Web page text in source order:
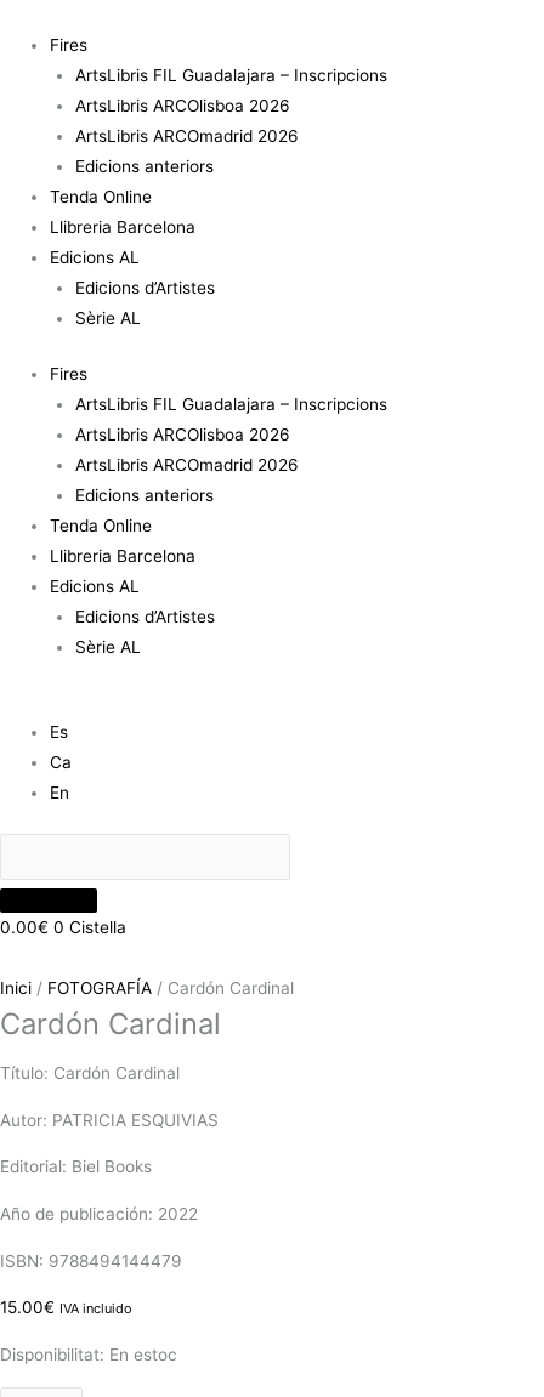
contingut
Fires
ArtsLibris FIL Guadalajara – Inscripcions
ArtsLibris ARCOlisboa 2026
ArtsLibris ARCOmadrid 2026
Edicions anteriors
Tenda Online
Llibreria Barcelona
Edicions AL
Edicions d’Artistes
Sèrie AL
Fires
ArtsLibris FIL Guadalajara – Inscripcions
ArtsLibris ARCOlisboa 2026
ArtsLibris ARCOmadrid 2026
Edicions anteriors
Tenda Online
Llibreria Barcelona
Edicions AL
Edicions d’Artistes
Sèrie AL
Es
Ca
En
0.00€ 0 Cistella
Inici / FOTOGRAFÍA / Cardón Cardinal
Cardón Cardinal
Título: Cardón Cardinal
Autor: PATRICIA ESQUIVIAS
Editorial: Biel Books
Año de publicación: 2022
ISBN: 9788494144479
15.00€ IVA incluido
Disponibilitat: En estoc
Cardinal